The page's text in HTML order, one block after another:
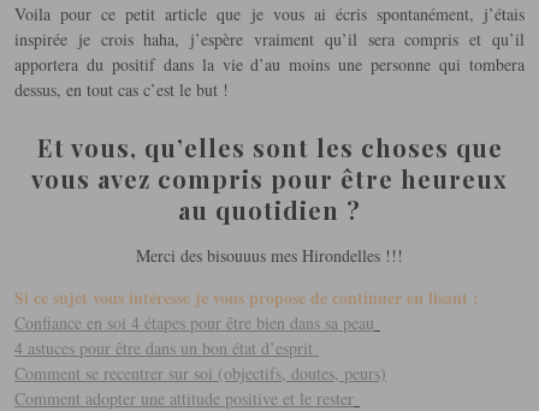
Voila pour ce petit article que je vous ai écris spontanément, j’étais
inspirée je crois haha, j’espère vraiment qu’il sera compris et qu’il
apportera du positif dans la vie d’au moins une personne qui tombera
dessus, en tout cas c’est le but !
Et vous, qu’elles sont les choses que
vous avez compris pour être heureux
au quotidien ?
Merci des bisouuus mes Hirondelles !!!
Si ce sujet vous intéresse je vous propose de continuer en lisant :
Confiance en soi 4 étapes pour être bien dans sa peau
4 astuces pour être dans un bon état d’esprit
Comment se recentrer sur soi (objectifs, doutes, peurs)
Comment adopter une attitude positive et le rester